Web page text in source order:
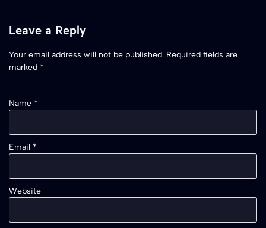
Leave a Reply
Your email address will not be published. Required fields are
marked *
Name *
Email *
Website